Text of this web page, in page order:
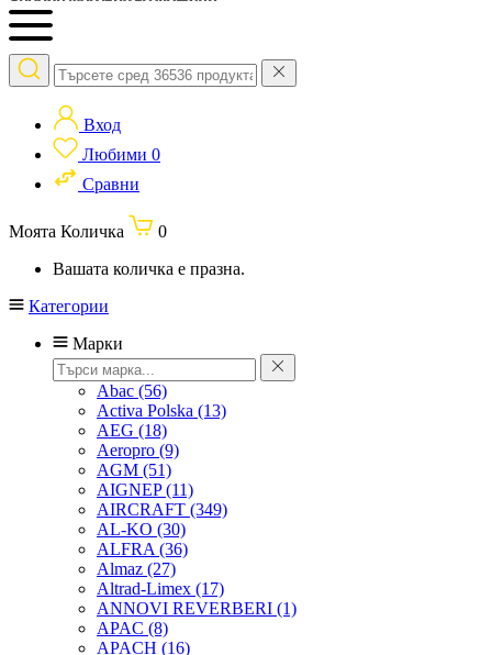
Вход
Любими 0
Сравни
Моята Количка
0
Вашата количка е празна.
Категории
Марки
Abac (56)
Activa Polska (13)
AEG (18)
Aeropro (9)
AGM (51)
AIGNEP(11)
AIRCRAFT (349)
AL-KO (30)
ALFRA (36)
Almaz (27)
Altrad-Limex (17)
ANNOVI REVERBERI (1)
APAC (8)
APACH (16)